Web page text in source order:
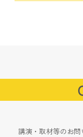
講演・取材等のお問